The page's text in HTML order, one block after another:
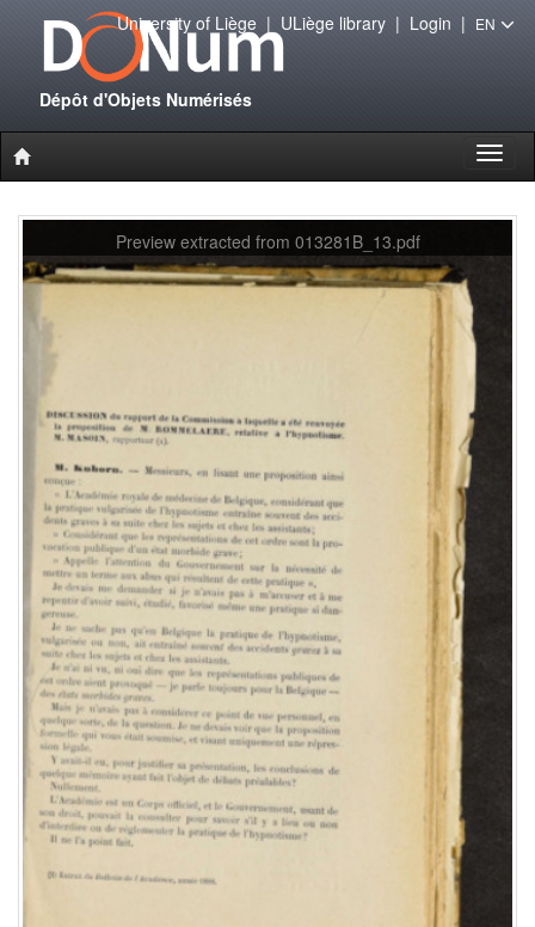
Dépôt d'Objets Numérisés
University of Liège| ULiège library| Login | EN
Preview extracted from 013281B_13.pdf